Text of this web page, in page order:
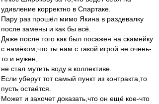
удивление корректно в Спартаке.
Пару раз прошёл мимо Якина в раздевалку
после замены и как бы всё.
Даже после того как был посажен на скамейку
с намёком,что ты нам с такой игрой не очень-
то и нужен,
не стал мутить воду в коллективе.
Если уберут тот самый пункт из контракта,то
пусть остаётся.
Может и захочет доказать,что он ещё кое-что